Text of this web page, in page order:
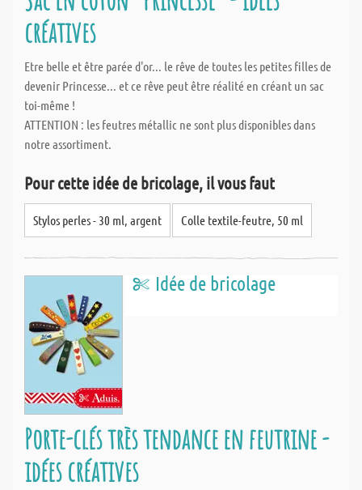
créatives
Etre belle et être parée d'or... le rêve de toutes les petites filles de
devenir Princesse... et ce rêve peut être réalité en créant un sac
toi-même !
ATTENTION : les feutres métallic ne sont plus disponibles dans
notre assortiment.
Pour cette idée de bricolage, il vous faut
Stylos perles - 30 ml, argent Colle textile-feutre, 50 ml
Idée de bricolage
Porte-clés très tendance en feutrine -
idées créatives